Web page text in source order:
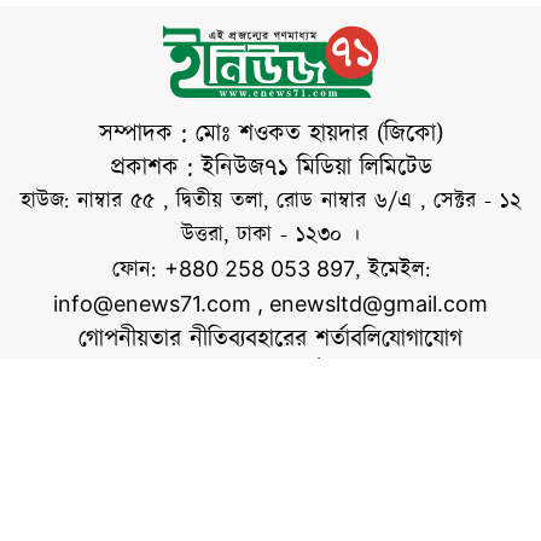
তার বক্তব্য ভারতের
অবস্থান নিয়ে নানা
প্রশ্নের জন্ম দিয়েছে।
বুধবার সকালে
রাজধানীর গুলশানে
গ্যালারি হামিদুজ্জামান ও
জার্নালিস্ট
অ্যাসোসিয়েশনের
সম্পাদক : মোঃ শওকত হায়দার (জিকো)
প্রকাশক : ইনিউজ৭১ মিডিয়া লিমিটেড
হাউজ: নাম্বার ৫৫ , দ্বিতীয় তলা, রোড নাম্বার ৬/এ , সেক্টর - ১২
উত্তরা, ঢাকা - ১২৩০ ।
ফোন: +880 258 053 897, ইমেইল:
info@enews71.com , enewsltd@gmail.com
গোপনীয়তার নীতিব্যবহারের শর্তাবলিযোগাযোগ